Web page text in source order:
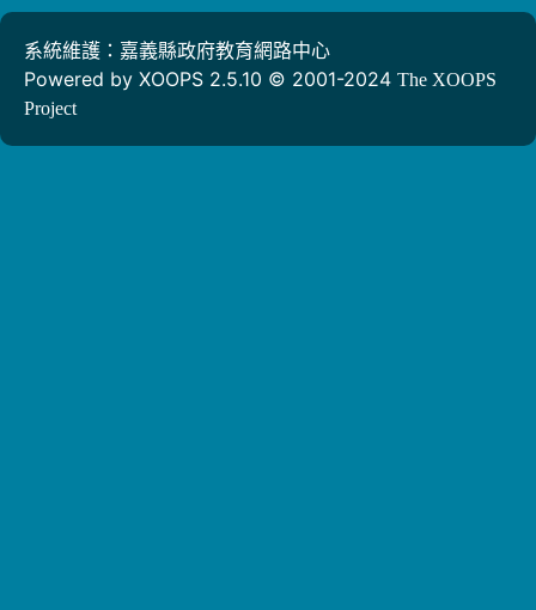
系統維護：嘉義縣政府教育網路中心
Powered by XOOPS 2.5.10 © 2001-2024 The XOOPS
Project